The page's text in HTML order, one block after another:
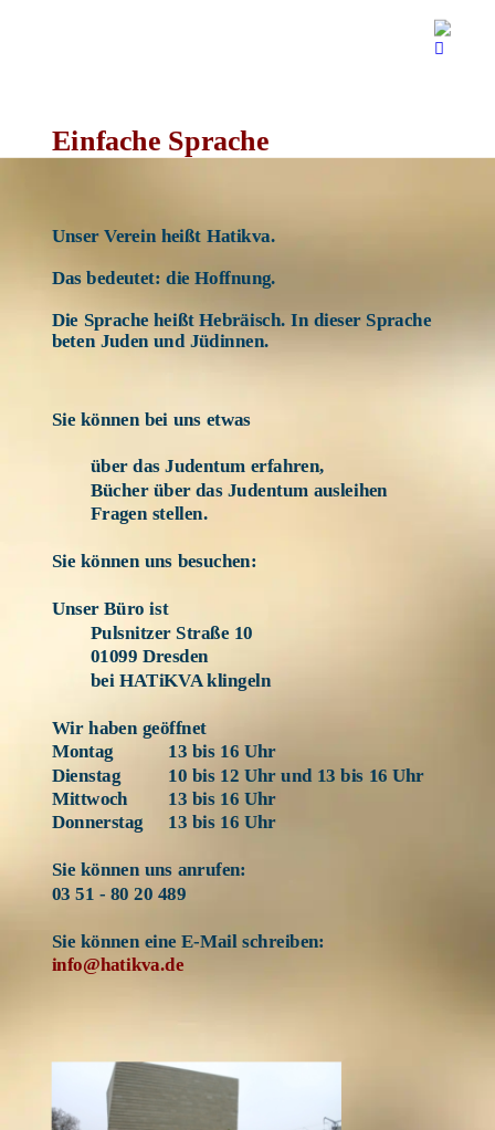
Einfache Sprache
Unser Verein heißt Hatikva.
Das bedeutet: die Hoffnung.
Die Sprache heißt Hebräisch. In dieser Sprache
beten Juden und Jüdinnen.
Sie können bei uns etwas
über das Judentum erfahren,
Bücher über das Judentum ausleihen
Fragen stellen.
Sie können uns besuchen:
Unser Büro ist
Pulsnitzer Straße 10
01099 Dresden
bei HATiKVA klingeln
Wir haben geöffnet
Montag
13 bis 16 Uhr
Dienstag
10 bis 12 Uhr und 13 bis 16 Uhr
Mittwoch
13 bis 16 Uhr
Donnerstag
13 bis 16 Uhr
Sie können uns anrufen:
03 51 - 80 20 489
Sie können eine E-Mail schreiben:
info@hatikva.de